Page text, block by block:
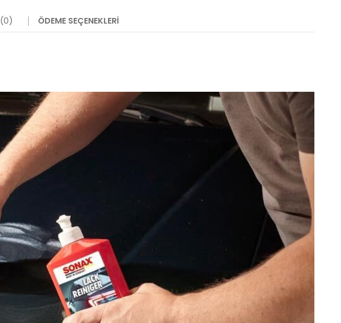
(0) ÖDEME SEÇENEKLERI